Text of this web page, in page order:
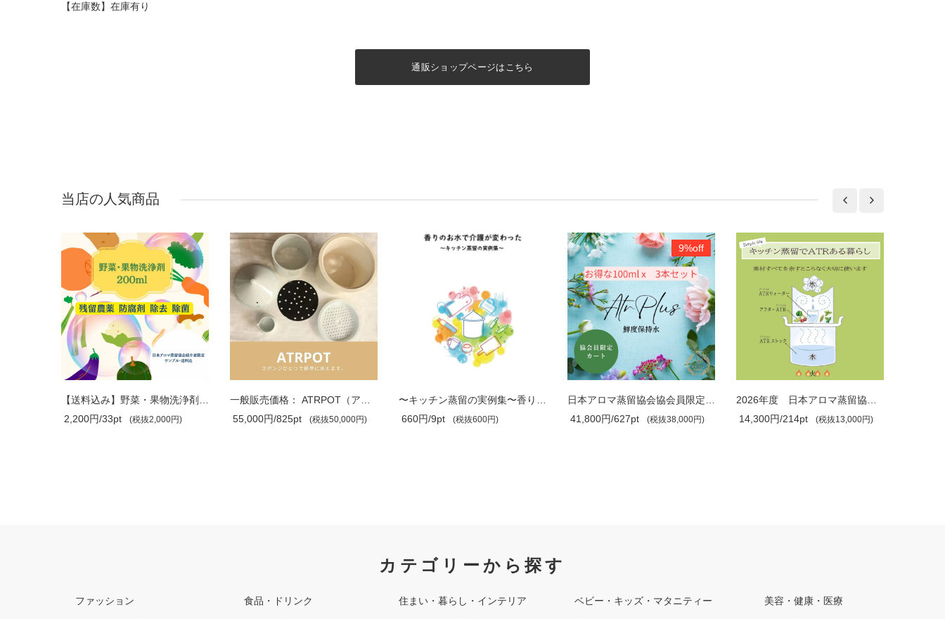
【在庫数】在庫有り
通販ショップページはこちら
当店の人気商品
一般販売価格： ATRPOT（アートゥルポッ..
55,000円/825pt (税抜50,000円)
660円/9pt (税抜600円)
41,800円/627pt (税抜38,000円)
2026年度 日本アロマ蒸留協会 入会金・..
14,300円/214pt
(税抜13,000円)
8,800円/132pt
(税抜8,000円)
カテゴリーから探す
ファッション 食品・ドリンク 住まい・暮らし・インテリア ベビー・キッズ・マタニティー 美容・健康・医療